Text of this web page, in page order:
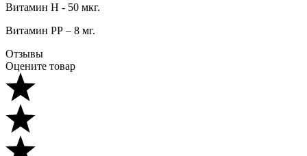
Витамин Н - 50 мкг.
Витамин РР – 8 мг.
Отзывы
Оцените товар